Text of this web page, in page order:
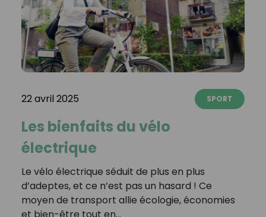
22 avril 2025 SPORT
Les bienfaits du vélo
électrique
Le vélo électrique séduit de plus en plus
d’adeptes, et ce n’est pas un hasard ! Ce
moyen de transport allie écologie, économies